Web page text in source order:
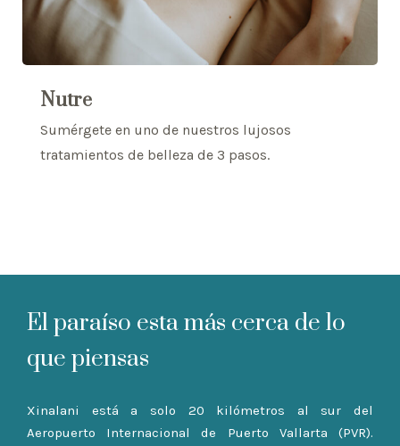
Nutre
Sumérgete en uno de nuestros lujosos
tratamientos de belleza de 3 pasos.
El paraíso esta más cerca de lo
que piensas
Xinalani está a solo 20 kilómetros al sur del
Aeropuerto Internacional de Puerto Vallarta (PVR).